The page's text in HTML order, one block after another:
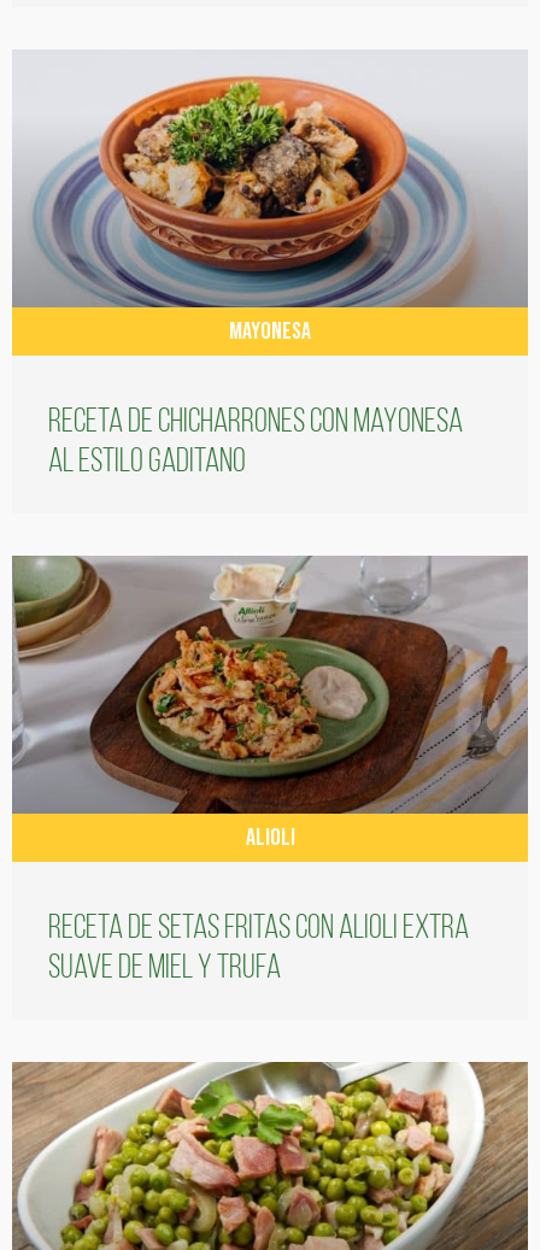
MAYONESA
Receta de chicharrones con mayonesa
al estilo gaditano
ALIOLI
Receta de setas fritas con alioli extra
suave de miel y trufa